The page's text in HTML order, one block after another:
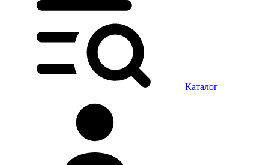
Каталог